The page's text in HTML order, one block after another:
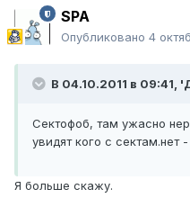
SPA
Опубликовано 4
В 04.10.2011 в 09:41,
Сектофоб, там ужасно
увидят кого с сектам.нет
Я больше скажу.